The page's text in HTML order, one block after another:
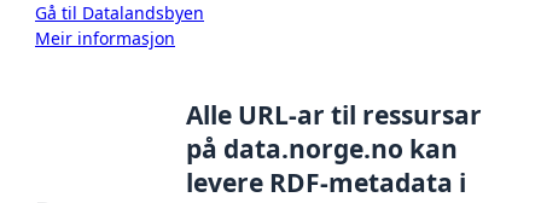
Gå til Datalandsbyen
Meir informasjon
Alle URL-ar til ressursar
på data.norge.no kan
levere RDF-metadata i